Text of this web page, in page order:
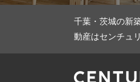
千葉・茨城の新
動産はセンチュ